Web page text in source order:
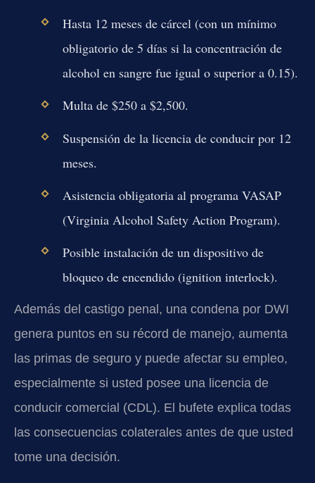
Hasta 12 meses de cárcel (con un mínimo
obligatorio de 5 días si la concentración de
alcohol en sangre fue igual o superior a 0.15).
Multa de $250 a $2,500.
Suspensión de la licencia de conducir por 12
meses.
Asistencia obligatoria al programa VASAP
(Virginia Alcohol Safety Action Program).
Posible instalación de un dispositivo de
bloqueo de encendido (ignition interlock).
Además del castigo penal, una condena por DWI
genera puntos en su récord de manejo, aumenta
las primas de seguro y puede afectar su empleo,
especialmente si usted posee una licencia de
conducir comercial (CDL). El bufete explica todas
las consecuencias colaterales antes de que usted
tome una decisión.